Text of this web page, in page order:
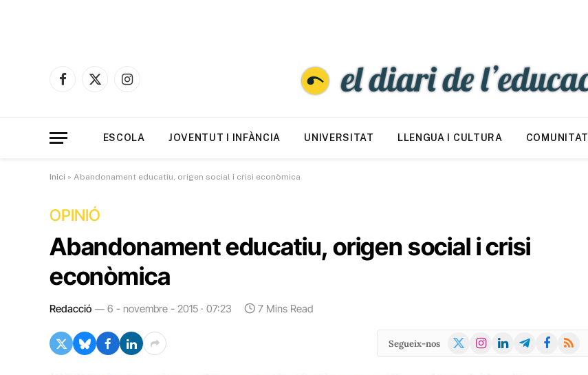
Facebook
X
Instagram
ESCOLA JOVENTUT I INFÀNCIA UNIVERSITAT LLENGUA I CULTURA COMUNITAT
Inici » Abandonament educatiu, origen social i crisi econòmica
OPINIÓ
Abandonament educatiu, origen social i crisi
econòmica
Redacció 6 - novembre - 2015 · 07:23 7 Mins Read
Segueix-nos
X
Instagram
LinkedInTelegramFacebook
RSS